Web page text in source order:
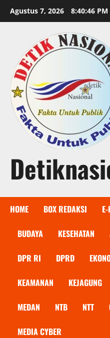
Agustus 7, 2026 8:40:47 PM
HOME BOX REDAKSI
BUDAYA KESEHATAN
DPR RI DPRD
KEAMANAN KEJAGUNG
MEDAN NTB NTT
MEDIA CYBER